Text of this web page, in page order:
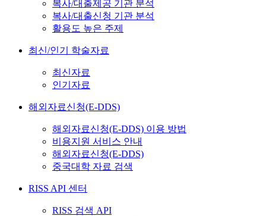
복사/대출제공 기관 분석
복사/대출신청 기관 분석
활용도 높은 주제
최신/인기 학술자료
최신자료
인기자료
해외자료신청(E-DDS)
해외자료신청(E-DDS) 이용 방법
비용지원 서비스 안내
해외자료신청(E-DDS)
중국대학 자료 검색
RISS API 센터
RISS 검색 API